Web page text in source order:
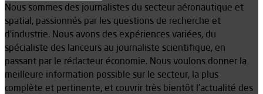
Nous sommes des journalistes du secteur aéronautique et
spatial, passionnés par les questions de recherche et
d’industrie. Nous avons des expériences variées, du
spécialiste des lanceurs au journaliste scientifique, en
passant par le rédacteur économie. Nous voulons donner la
meilleure information possible sur le secteur, la plus
complète et pertinente, et couvrir très bientôt l’actualité des